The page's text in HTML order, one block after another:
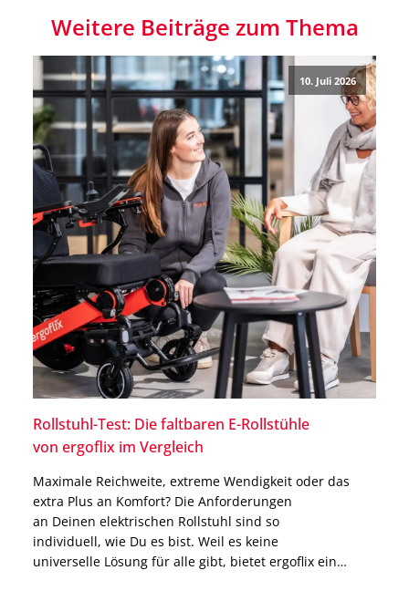
Weitere Beiträge zum Thema
10. Juli 2026
Rollstuhl-Test: Die faltbaren E-Rollstühle
von ergoflix im Vergleich
Maximale Reichweite, extreme Wendigkeit oder das
extra Plus an Komfort? Die Anforderungen
an Deinen elektrischen Rollstuhl sind so
individuell, wie Du es bist. Weil es keine
universelle Lösung für alle gibt, bietet ergoflix ein